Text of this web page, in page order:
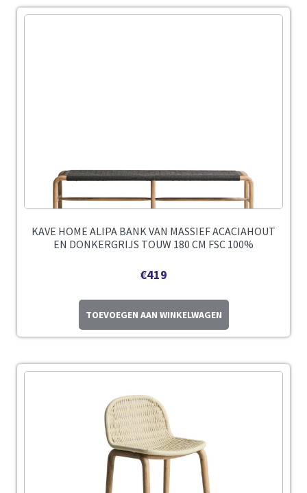
KAVE HOME ALIPA BANK VAN MASSIEF ACACIAHOUT
EN DONKERGRIJS TOUW 180 CM FSC 100%
€419
TOEVOEGEN AAN WINKELWAGEN